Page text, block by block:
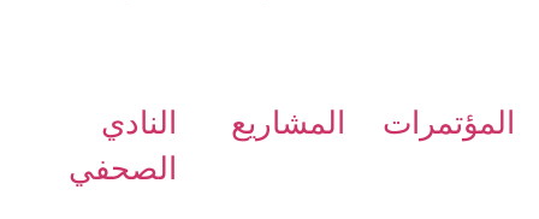
المؤتمرات المشاريع
النادي
الصحفي